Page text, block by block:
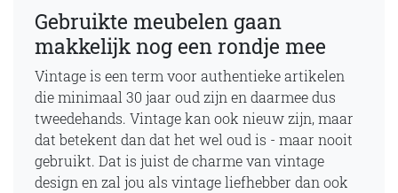
Gebruikte meubelen gaan
makkelijk nog een rondje mee
Vintage is een term voor authentieke artikelen
die minimaal 30 jaar oud zijn en daarmee dus
tweedehands. Vintage kan ook nieuw zijn, maar
dat betekent dan dat het wel oud is - maar nooit
gebruikt. Dat is juist de charme van vintage
design en zal jou als vintage liefhebber dan ook